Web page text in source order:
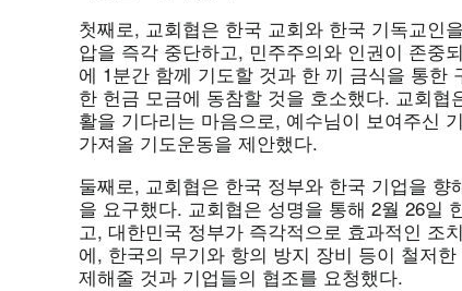
첫째로, 교회협은 한국 교회와 한국 기독교인
압을 즉각 중단하고, 민주주의와 인권이 존중
에 1분간 함께 기도할 것과 한 끼 금식을 통한
한 헌금 모금에 동참할 것을 호소했다. 교회
활을 기다리는 마음으로, 예수님이 보여주신
가져올 기도운동을 제안했다.
둘째로, 교회협은 한국 정부와 한국 기업을
을 요구했다. 교회협은 성명을 통해 2월 26일
고, 대한민국 정부가 즉각적으로 효과적인 조
에, 한국의 무기와 항의 방지 장비 등이 철저
제해줄 것과 기업들의 협조를 요청했다.